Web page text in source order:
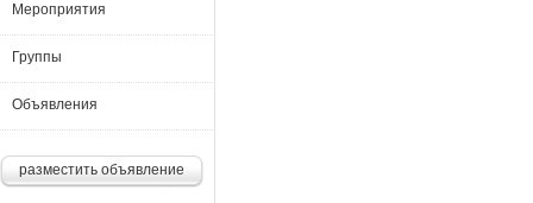
Мероприятия
Группы
Объявления
разместить объявление